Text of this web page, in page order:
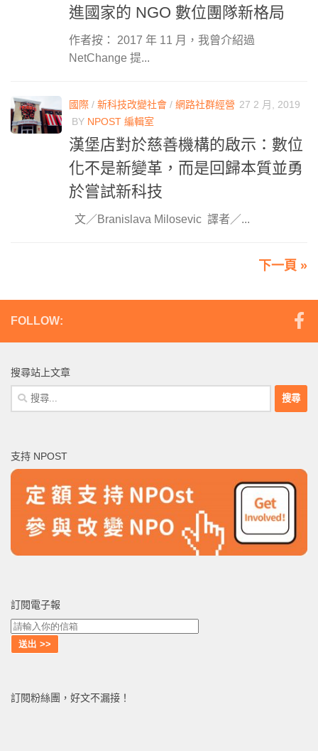
進國家的 NGO 數位團隊新格局
作者按： 2017 年 11 月，我曾介紹過
NetChange 提...
國際 / 新科技改變社會 / 網路社群經營 27 2 月, 2019
BY NPOST 編輯室
漢堡店對於慈善機構的啟示：數位
化不是新變革，而是回歸本質並勇
於嘗試新科技
文／Branislava Milosevic 譯者／...
下一頁 »
FOLLOW:
搜尋站上文章
搜
尋
字:
支持 NPOST
訂閱電子報
訂閱粉絲團，好文不漏接！